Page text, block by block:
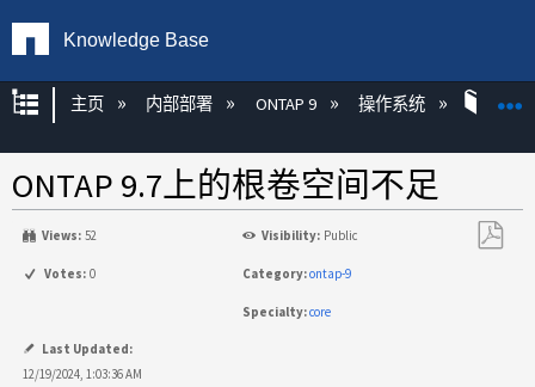
Knowledge Base
扩展/隐缩全局层次
主页 内部部署 ONTAP 9 操作系统
ONTAP 9.7上的根卷空间不足
Views: 52 Visibility: Public
Votes: 0 Category:ontap-9
Specialty:core
Last Updated:
12/19/2024, 1:03:36 AM